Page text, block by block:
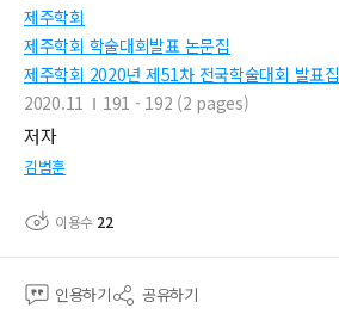
제주학회
제주학회 학술대회발표 논문집
제주학회 2020년 제51차 전국학술대회 발표집
2020.11
191 - 192 (2 pages)
저자
김범훈
이용수 22
인용하기 공유하기